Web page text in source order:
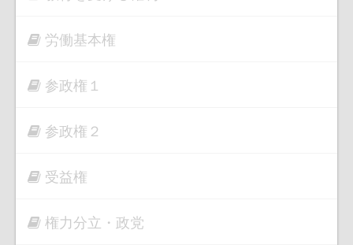
労働基本権
参政権１
参政権２
受益権
権力分立・政党